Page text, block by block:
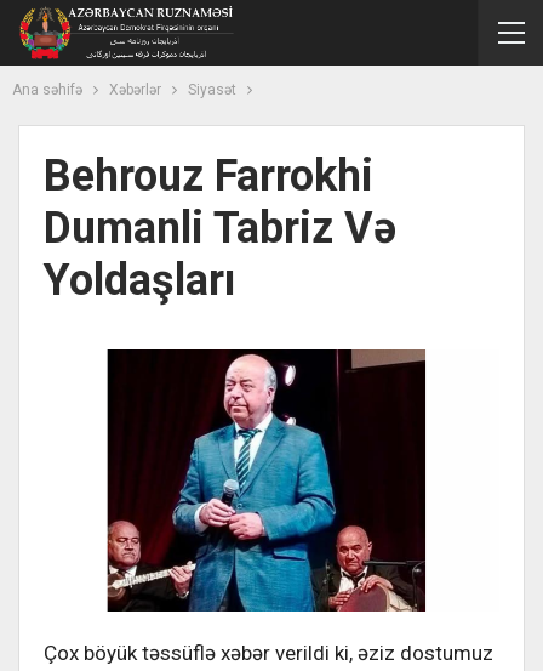
Ana səhifə Xəbərlər Siyasət
Behrouz Farrokhi
Dumanli Tabriz Və
Yoldaşları
Çox böyük təssüflə xəbər verildi ki, əziz dostumuz